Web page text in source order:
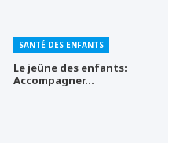
SANTÉ DES ENFANTS
Le jeûne des enfants:
Accompagner…